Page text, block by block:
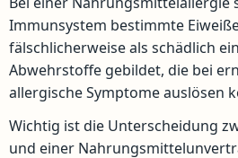
Immunsystem bestimmte
fälschlicherweise als schädlich
Abwehrstoffe gebildet, die bei
allergische Symptome auslösen
Wichtig ist die Unterscheidung
und einer